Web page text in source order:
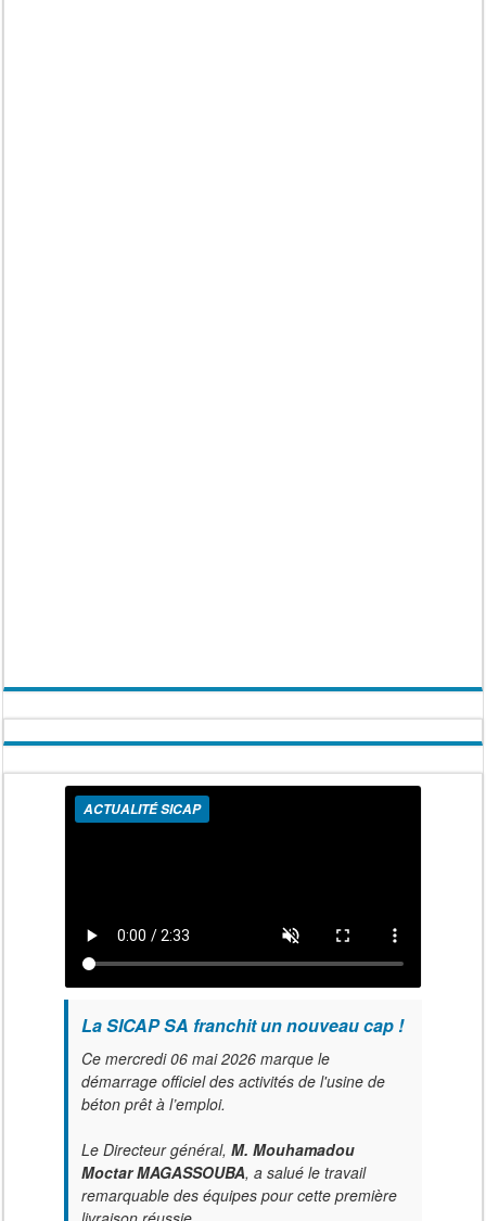
ACTUALITÉ SICAP
La SICAP SA franchit un nouveau cap !
Ce mercredi 06 mai 2026 marque le
démarrage officiel des activités de l'usine de
béton prêt à l’emploi.
Le Directeur général, M. Mouhamadou
Moctar MAGASSOUBA, a salué le travail
remarquable des équipes pour cette première